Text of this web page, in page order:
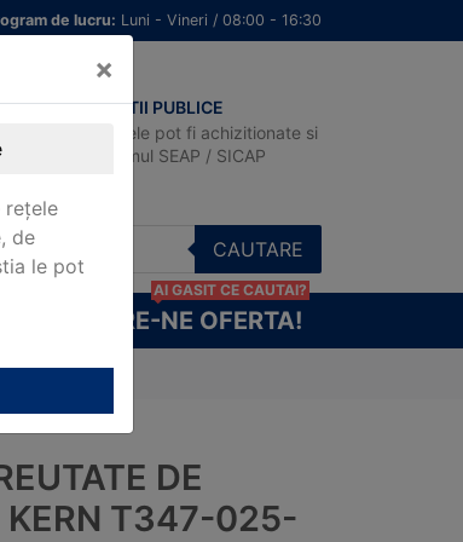
de lucru: Luni - Vineri / 08:00 - 16:30
ACHIZITII PUBLICE
Produsele pot fi achizitionate si
in sistemul SEAP / SICAP
CAUTARE
CERE-NE OFERTA!
AI GASIT CE CAUTAI?
DE
KERN T347-025-
×
rețele
de
le pot